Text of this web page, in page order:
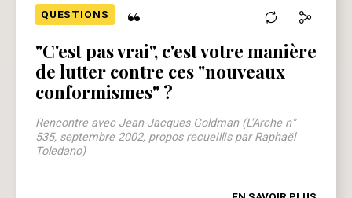
QUESTIONS “
"C'est pas vrai", c'est votre manière
de lutter contre ces "nouveaux
conformismes" ?
Rencontre avec Jean-Jacques Goldman (L'Arche n°
535, septembre 2002, propos recueillis par Raphaël
Toledano)